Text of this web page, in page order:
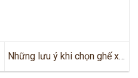
Những lưu ý khi chọn ghế xếp
du lịch mini